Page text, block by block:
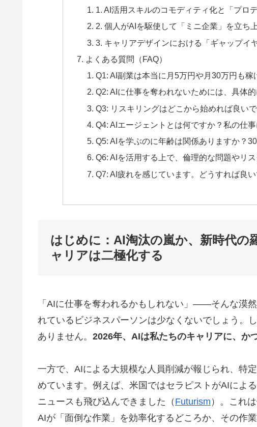
1. AI活用スキルのコモディティ化と「プロ
2. 個人がAIを駆使して「ミニ企業」を立ち
3. キャリアデザインにおける「ギャップイ
よくある質問（FAQ）
Q1: AI副業は本当に月5万円や月30万円も稼
Q2: AIに仕事を奪われないためには、具体
Q3: リスキリングはどこから始めれば良い
Q4: AIエージェントとは何ですか？私の仕
Q5: AIを学ぶのに年齢は関係ありますか？
Q6: AIを活用する上で、倫理的な問題やリ
Q7: AI疲れを感じています。どうすれば良い
はじめに：AI淘汰の嵐か、新時代の
ャリアは二極化する
「AIに仕事を奪われるかもしれない」――そんな漠
れているビジネスパーソンは少なくないでしょう。
ありません。 2026年、AIは私たちのキャリアに、か
一方で、AIによる大規模な人員削減が報じられ、特
めています。例えば、米国ではセラピストがAIによ
ニュースも飛び込んできました（ Futurism ）。これ
AIが「面倒な作業」を効率化するどころか、その作